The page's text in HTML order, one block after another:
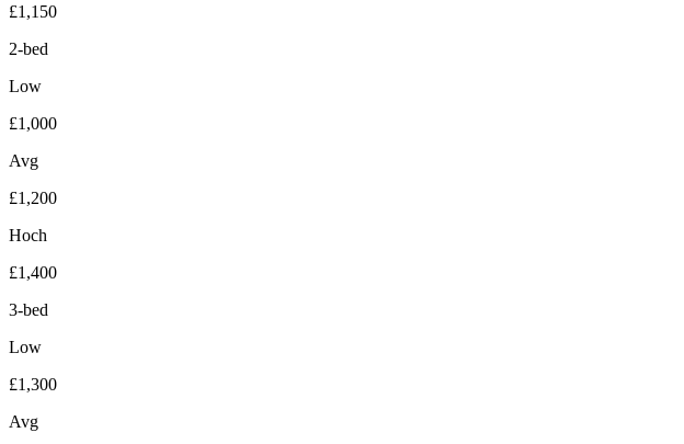
£1,150
2-bed
Low
£1,000
Avg
£1,200
Hoch
£1,400
3-bed
Low
£1,300
Avg